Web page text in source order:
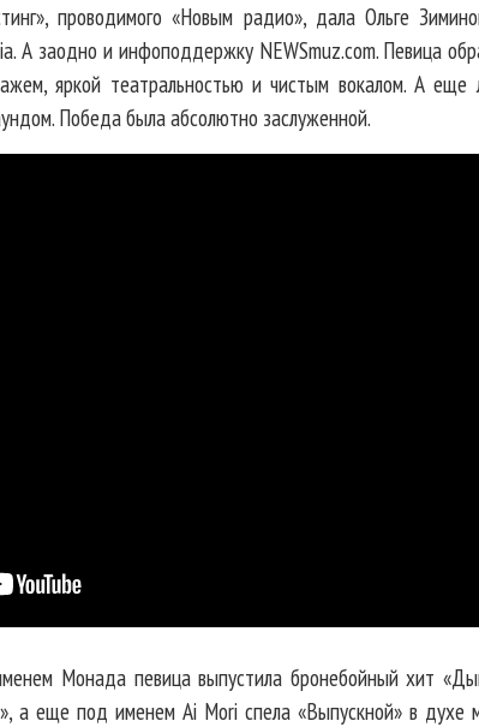
проводимого «Новым радио», дала Ольге
А заодно и инфоподдержку NEWSmuz.com. Певица
яркой театральностью и чистым вокалом. А
Победа была абсолютно заслуженной.
Монада певица выпустила бронебойный хит
а еще под именем Ai Mori спела «Выпускной» в духе